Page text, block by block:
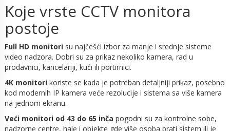
Koje vrste CCTV monitora
postoje
Full HD monitori su najčešći izbor za manje i srednje sisteme
video nadzora. Dobri su za prikaz nekoliko kamera, rad u
prodavnici, kancelariji, kući ili portirnici.
4K monitori koriste se kada je potreban detaljniji prikaz, posebno
kod modernih IP kamera veće rezolucije i sistema sa više kamera
na jednom ekranu.
Veći monitori od 43 do 65 inča pogodni su za kontrolne sobe,
nadzorne centre, hale i objekte gde više osoba prati sistem ili je